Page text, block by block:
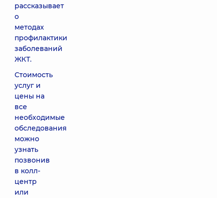
рассказывает
о
методах
профилактики
заболеваний
ЖКТ.
Стоимость
услуг и
цены на
все
необходимые
обследования
можно
узнать
позвонив
в колл-
центр
или